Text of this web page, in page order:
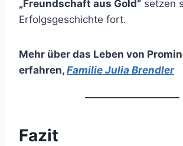
„Freundschaft aus Gold“ setzen
Erfolgsgeschichte fort.
Mehr über das Leben von
erfahren, Familie Julia Brendler
Fazit